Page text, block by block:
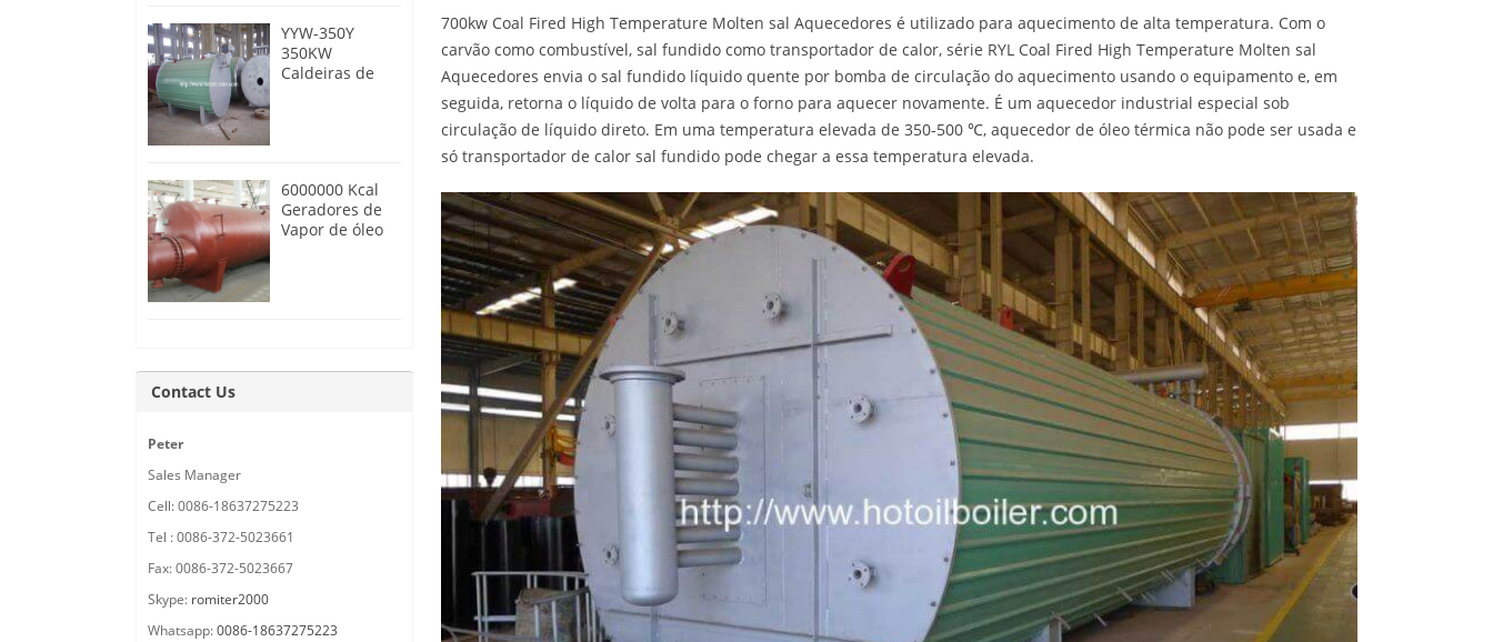
700kw Coal Fired High Temperature Molten sal Aquecedores é utilizado para aquecimento de alta temperatura. Com o
carvão como combustível, sal fundido como transportador de calor, série RYL Coal Fired High Temperature Molten sal
Aquecedores envia o sal fundido líquido quente por bomba de circulação do aquecimento usando o equipamento e, em
seguida, retorna o líquido de volta para o forno para aquecer novamente. É um aquecedor industrial especial sob
circulação de líquido direto. Em uma temperatura elevada de 350-500 ℃, aquecedor de óleo térmica não pode ser usada e
só transportador de calor sal fundido pode chegar a essa temperatura elevada.
YYW-350Y
350KW
Caldeiras de
6000000 Kcal
Geradores de
Vapor de óleo
Contact Us
Peter
Sales Manager
Cell: 0086-18637275223
Tel : 0086-372-5023661
Fax: 0086-372-5023667
Skype: romiter2000
Whatsapp:0086-18637275223